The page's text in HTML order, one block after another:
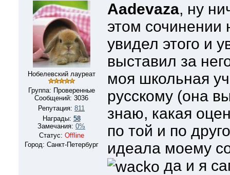
Нобелевский лауреат
Группа: Проверенные
Сообщений: 3036
Репутация: 811
Награды: 58
Замечания: 0%
Статус: Offline
Город: Санкт-Петербург
Aadevaza, ну
этом сочинении
увидел этого и
выставил за
моя школьная
русскому (она
знаю, какая
по той и по
идеала моему
да и я